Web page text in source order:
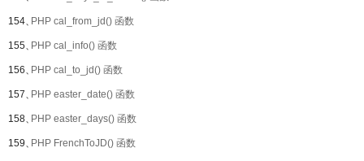
154、PHP cal_from_jd() 函数
155、PHP cal_info() 函数
156、PHP cal_to_jd() 函数
157、PHP easter_date() 函数
158、PHP easter_days() 函数
159、PHP FrenchToJD() 函数